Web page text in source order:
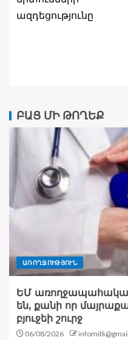
ազդեցությունը
ԲԱՑ ՄԻ ԹՈՂԵՔ
ԱՌՈՂՋՈՒԹՅՈՒՆ
ԵՄ
են, քանի որ
բյուջեի շուրջ
06/08/2026